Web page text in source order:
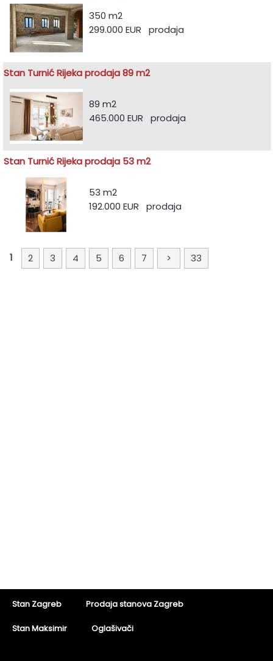
350 m2
299.000 EUR prodaja
Stan Turnić Rijeka prodaja 89 m2
89 m2
465.000 EUR prodaja
Stan Turnić Rijeka prodaja 53 m2
53 m2
192.000 EUR prodaja
1 2 3 4 5 6 7 > 33
Stan Zagreb Prodaja stanova Zagreb
Stan Maksimir Oglašivači